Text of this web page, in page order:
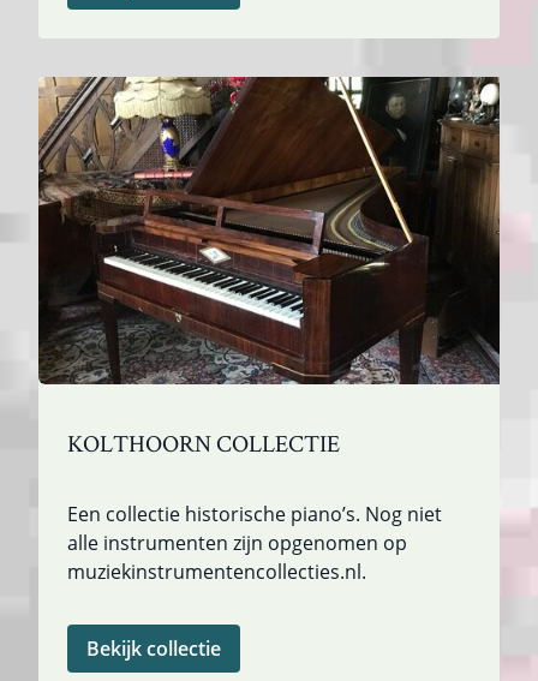
KOLTHOORN COLLECTIE
Een collectie historische piano’s. Nog niet
alle instrumenten zijn opgenomen op
muziekinstrumentencollecties.nl.
Bekijk collectie